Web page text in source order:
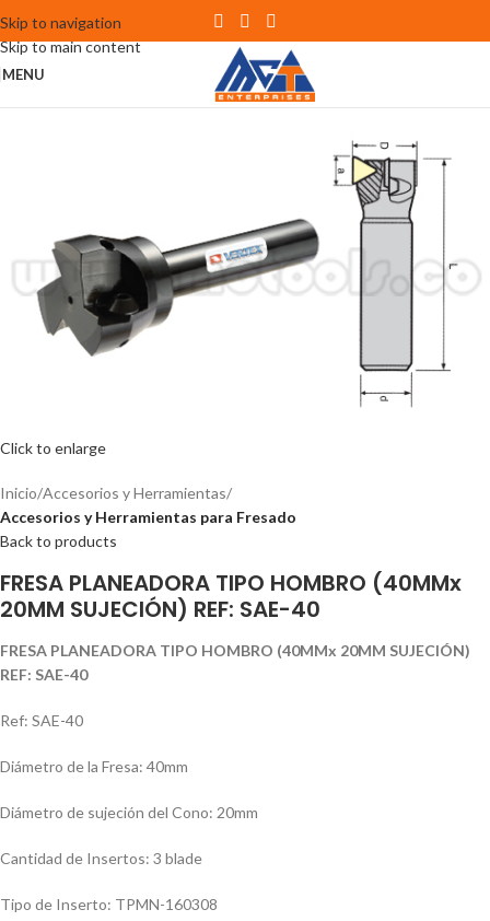
Skip to navigation
Skip to main content
MENU
Click to enlarge
Inicio Accesorios y Herramientas
Accesorios y Herramientas para Fresado
Back to products
FRESA PLANEADORA TIPO HOMBRO (40MMx
20MM SUJECIÓN) REF: SAE-40
FRESA PLANEADORA TIPO HOMBRO (40MMx 20MM SUJECIÓN)
REF: SAE-40
Ref: SAE-40
Diámetro de la Fresa: 40mm
Diámetro de sujeción del Cono: 20mm
Cantidad de Insertos: 3 blade
Tipo de Inserto: TPMN-160308